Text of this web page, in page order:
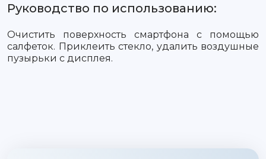
Руководство по использованию:
Очистить поверхность смартфона с помощью
салфеток. Приклеить стекло, удалить воздушные
пузырьки с дисплея.